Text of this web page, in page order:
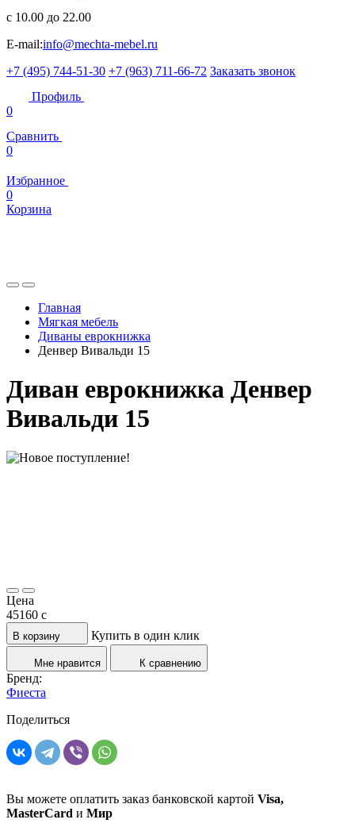
с 10.00 до 22.00
E-mail:info@mechta-mebel.ru
+7 (495) 744-51-30 +7 (963) 711-66-72 Заказать звонок
Профиль
0
Сравнить
0
Избранное
0
Корзина
Главная
Мягкая мебель
Диваны еврокнижка
Денвер Вивальди 15
Диван еврокнижка Денвер
Вивальди 15
Цена
45160 c
В корзину Купить в один клик
Мне нравится К сравнению
Бренд:
Фиеста
Поделиться
Вы можете оплатить заказ банковской картой Visa,
MasterCard и Мир